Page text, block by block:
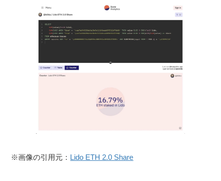
※画像の引用元： Lido ETH 2.0 Share